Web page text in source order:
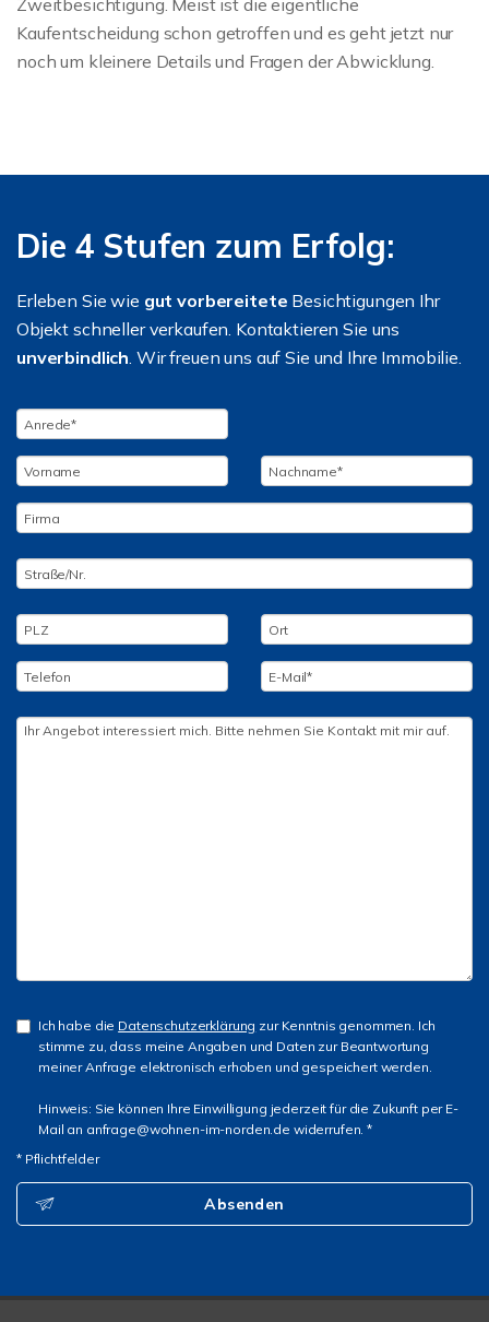
Zweitbesichtigung. Meist ist die eigentliche
Kaufentscheidung schon getroffen und es geht jetzt nur
noch um kleinere Details und Fragen der Abwicklung.
Die 4 Stufen zum Erfolg:
Erleben Sie wie gut vorbereitete Besichtigungen Ihr
Objekt schneller verkaufen. Kontaktieren Sie uns
unverbindlich. Wir freuen uns auf Sie und Ihre Immobilie.
Ich habe die Datenschutzerklärung zur Kenntnis genommen. Ich
stimme zu, dass meine Angaben und Daten zur Beantwortung
meiner Anfrage elektronisch erhoben und gespeichert werden.
Hinweis: Sie können Ihre Einwilligung jederzeit für die Zukunft per E-
Mail an anfrage@wohnen-im-norden.de widerrufen. *
* Pflichtfelder
Absenden